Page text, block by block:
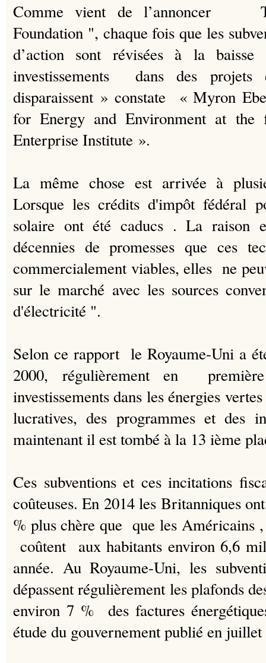
Comme vient de l’annoncer
Foundation ", chaque fois que les
d’action sont révisées à la
investissements dans des projets
disparaissent » constate « Myron
for Energy and Environment at the
Enterprise Institute ».
La même chose est arrivée à
Lorsque les crédits d'impôt fédéral
solaire ont été caducs .La raison
décennies de promesses que ces
commercialement viables, elles ne
sur le marché avec les sources
d'électricité ".
Selon ce rapport le Royaume-Uni a
2000, régulièrement en
investissements dans les énergies
lucratives, des programmes et des
maintenant il est tombé à la 13 ième
Ces subventions et ces incitations
coûteuses. En 2014 les Britanniques
% plus chère que que les Américains
coûtent aux habitants environ 6,6
année. Au Royaume-Uni, les
dépassent régulièrement les plafonds
environ 7 % des factures
étude du gouvernement publié en